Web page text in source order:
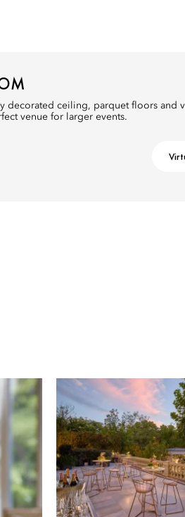
decorated ceiling, parquet floors and
venue for larger events.